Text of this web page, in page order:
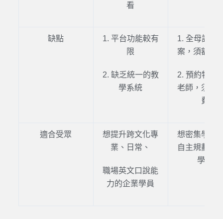
看
缺點
1. 平台功能較有
限
2. 缺乏統一的教
學系統
1. 全母語師
案，須額外
2. 預約特定
老師，須額
費
適合受眾
想提升跨文化專
業、日常、
職場英文口說能
力的企業學員
想密集學習
自主規劃
學生